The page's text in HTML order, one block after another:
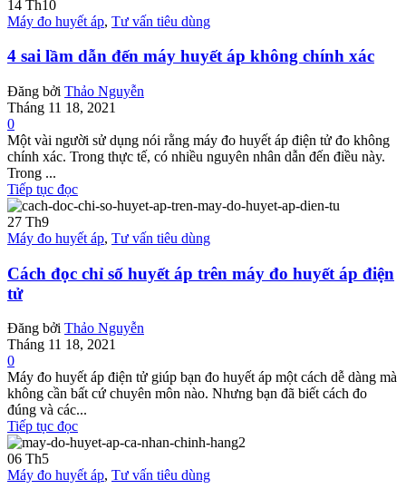
14 Th10
Máy đo huyết áp, Tư vấn tiêu dùng
4 sai lầm dẫn đến máy huyết áp không chính xác
Đăng bởi Thảo Nguyễn
Tháng 11 18, 2021
0
Một vài người sử dụng nói rằng máy đo huyết áp điện tử đo không
chính xác. Trong thực tế, có nhiều nguyên nhân dẫn đến điều này.
Trong ...
Tiếp tục đọc
27 Th9
Máy đo huyết áp, Tư vấn tiêu dùng
Cách đọc chỉ số huyết áp trên máy đo huyết áp điện
tử
Đăng bởi Thảo Nguyễn
Tháng 11 18, 2021
0
Máy đo huyết áp điện tử giúp bạn đo huyết áp một cách dễ dàng mà
không cần bất cứ chuyên môn nào. Nhưng bạn đã biết cách đo
đúng và các...
Tiếp tục đọc
06 Th5
Máy đo huyết áp, Tư vấn tiêu dùng